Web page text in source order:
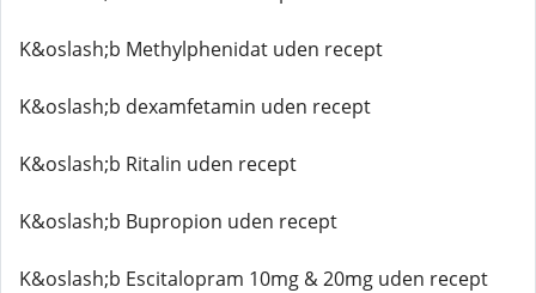
K&oslash;b Methylphenidat uden recept
K&oslash;b dexamfetamin uden recept
K&oslash;b Ritalin uden recept
K&oslash;b Bupropion uden recept
K&oslash;b Escitalopram 10mg & 20mg uden recept